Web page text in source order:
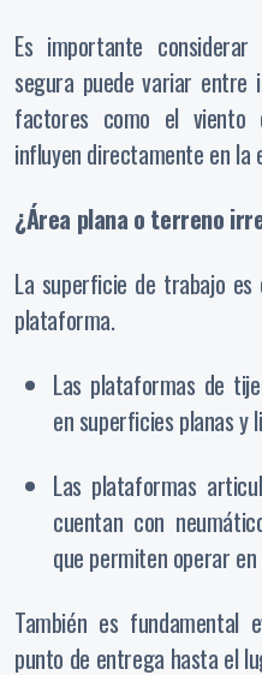
Es importante
segura puede variar entre
factores como el viento
influyen directamente en la
¿Área plana o terreno
La superficie de trabajo
plataforma.
Las plataformas de
en superficies planas y
Las plataformas
cuentan con
que permiten operar
También es fundamental
punto de entrega hasta el